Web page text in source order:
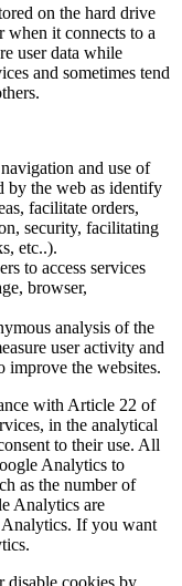
on the hard drive
when it connects to a
user data while
and sometimes tend
and use of
by the web as identify
facilitate orders,
security, facilitating
etc..).
to access services
browser,
analysis of the
user activity and
improve the websites.
with Article 22 of
in the analytical
to their use. All
Analytics to
as the number of
Analytics are
If you want